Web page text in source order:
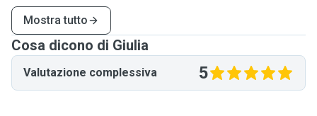
Mostra tutto
Cosa dicono di Giulia
Valutazione complessiva 5